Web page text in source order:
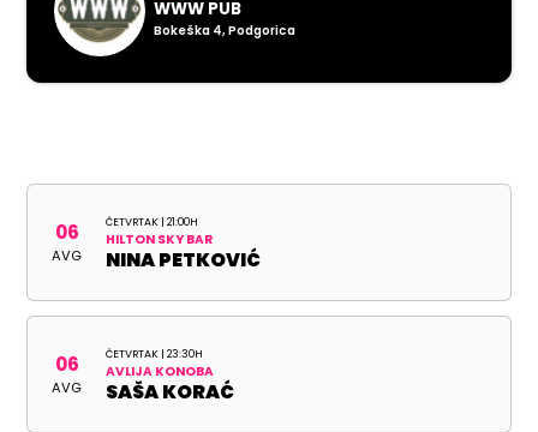
WWW PUB
Bokeška 4, Podgorica
06
AVG
ČETVRTAK | 21:00H
HILTON SKY BAR
NINA PETKOVIĆ
06
AVG
ČETVRTAK | 23:30H
AVLIJA KONOBA
SAŠA KORAĆ